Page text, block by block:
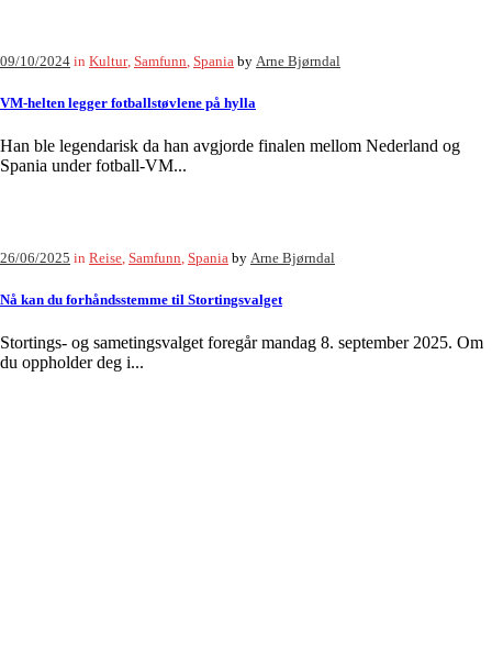
09/10/2024 in Kultur, Samfunn Spania by Arne Bjørndal
VM-helten legger fotballstøvlene på hylla
Han ble legendarisk da han avgjorde finalen mellom Nederland og
Spania under fotball-VM...
26/06/2025 in Reise, Samfunn, Spania by Arne Bjørndal
Nå kan du forhåndsstemme til Stortingsvalget
Stortings- og sametingsvalget foregår mandag 8. september 2025. Om
du oppholder deg i...